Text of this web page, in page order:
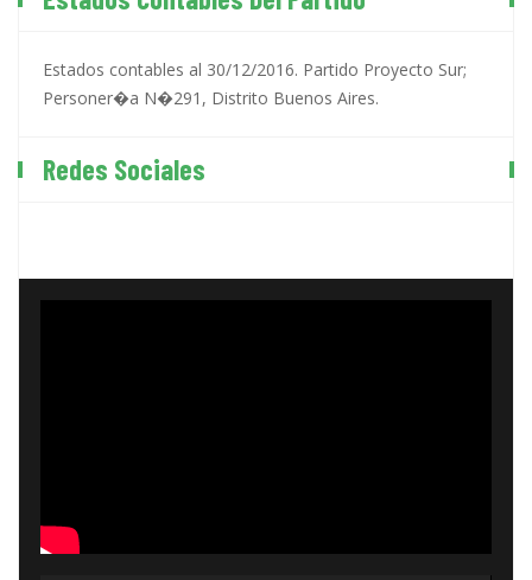
Estados contables al 30/12/2016. Partido Proyecto Sur;
Personer�a N�291, Distrito Buenos Aires.
Redes Sociales